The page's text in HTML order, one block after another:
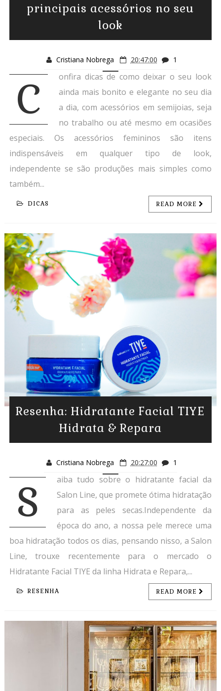
principais acessórios no seu
look
Cristiana Nobrega 20:47:00 1
C
onfira dicas de como deixar o seu look
ainda mais bonito e elegante no seu dia
a dia, com acessórios em semijoias, seja
no trabalho ou até mesmo em ocasiões
especiais. Os acessórios femininos são itens
indispensáveis em qualquer tipo de look,
independente se são produções mais simples como
também...
DICAS READ MORE
Resenha: Hidratante Facial TIYE
Hidrata & Repara
Cristiana Nobrega 20:27:00 1
S
aiba tudo sobre o hidratante facial da
Salon Line, que promete ótima hidratação
para as peles secas.Independente da
época do ano, a nossa pele merece uma
boa hidratação todos os dias, pensando nisso, a Salon
Line, trouxe recentemente para o mercado o
Hidratante Facial TIYE da linha Hidrata e Repara,...
RESENHA READ MORE